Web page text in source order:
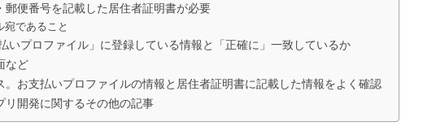
郵便番号を記載した居住者証明書が必要
宛であること
いプロファイル」に登録している情報と「正確に」一致しているか
など
。お支払いプロファイルの情報と居住者証明書に記載した情報をよく確認
リ開発に関するその他の記事